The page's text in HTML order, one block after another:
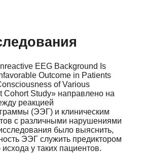
EEG Background Is
Outcome in Patients
of Various
Cohort Study» направлено на
реакцией
(ЭЭГ) и клиническим
с различными нарушениями
было выяснить,
ЭЭГ служить предиктором
у таких пациентов.